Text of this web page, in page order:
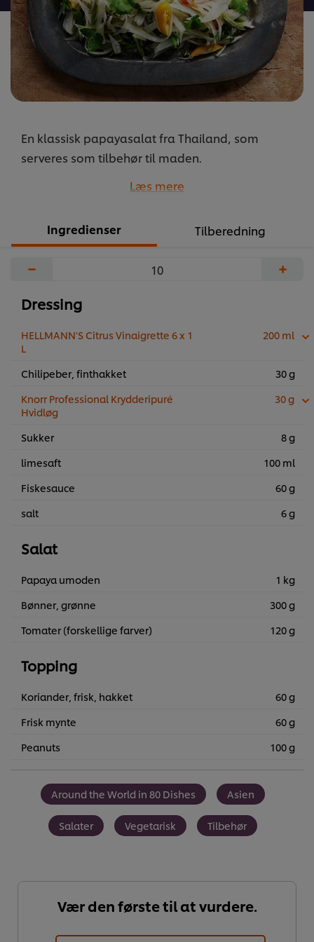
En klassisk papayasalat fra Thailand, som
serveres som tilbehør til maden.
erstatter vi med havebønner eller haricot verts.
Læs mere
Ingredienser Tilberedning
− +
Dressing
HELLMANN'S Citrus Vinaigrette 6 x 1
L
200 ml
Chilipeber, finthakket
30 g
Knorr Professional Krydderipuré
Hvidløg
30 g
Sukker
8 g
limesaft
100 ml
Fiskesauce
60 g
salt
6 g
Salat
Papaya umoden
1 kg
Bønner, grønne
300 g
Tomater (forskellige farver)
120 g
Topping
Koriander, frisk, hakket
60 g
Frisk mynte
60 g
Peanuts
100 g
Around the World in 80 Dishes Asien
Salater Vegetarisk Tilbehør
Vær den første til at vurdere.